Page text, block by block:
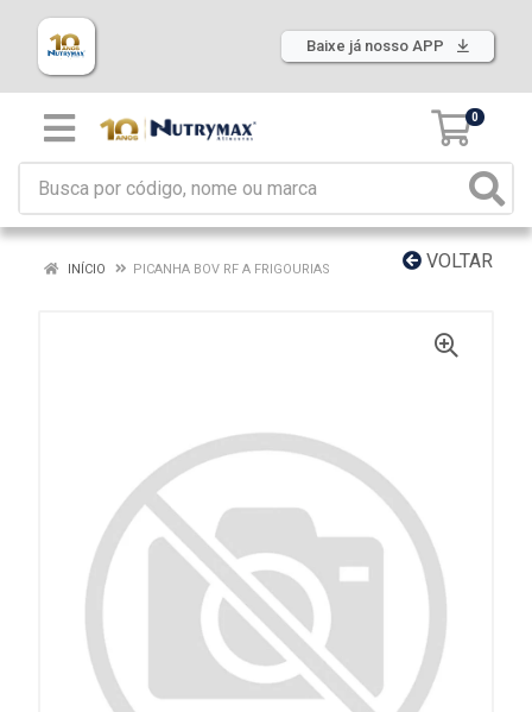
Baixe já nosso APP
0
VOLTAR
INÍCIO PICANHA BOV RF A FRIGOURIAS